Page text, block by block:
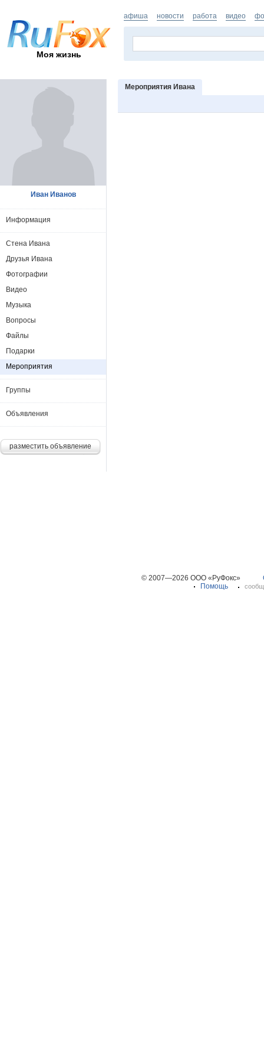
Моя жизнь
афиша новости работа видео
Мероприятия Ивана
Иван Иванов
Информация
Стена Ивана
Друзья Ивана
Фотографии
Видео
Музыка
Вопросы
Файлы
Подарки
Мероприятия
Группы
Объявления
разместить объявление
© 2007—2026 ООО «РуФокс»
Помощь